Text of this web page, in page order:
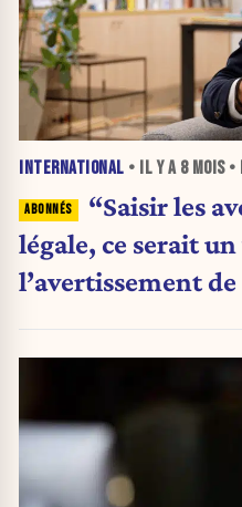
INTERNATIONAL • IL Y A 8 MOIS•
“Saisir les
légale, ce serait un
l’avertissement